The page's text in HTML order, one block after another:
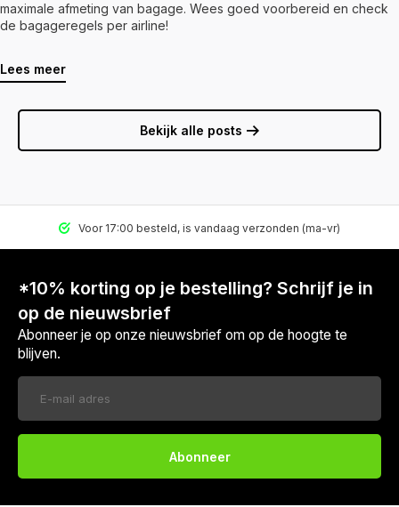
maximale afmeting van bagage. Wees goed voorbereid en check
de bagageregels per airline!
Lees meer
Bekijk alle posts
Voor 17:00 besteld, is vandaag verzonden (ma-vr)
*10% korting op je bestelling? Schrijf je in
op de nieuwsbrief
Abonneer je op onze nieuwsbrief om op de hoogte te
blijven.
Abonneer